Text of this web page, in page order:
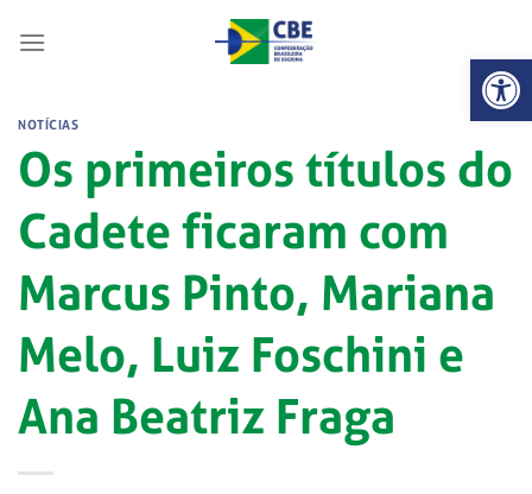
Abrir
NOTÍCIAS
Os primeiros títulos do
Cadete ficaram com
Marcus Pinto, Mariana
Melo, Luiz Foschini e
Ana Beatriz Fraga